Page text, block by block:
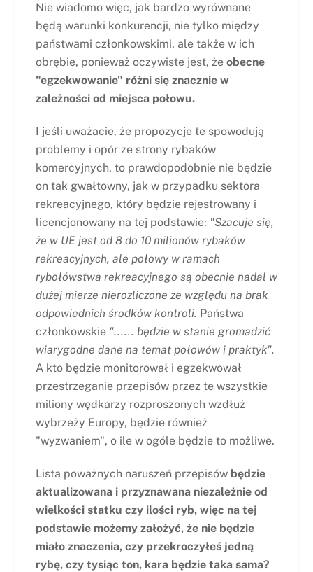
Nie wiadomo więc, jak bardzo wyrównane
będą warunki konkurencji, nie tylko między
państwami członkowskimi, ale także w ich
obrębie, ponieważ oczywiste jest, że obecne
"egzekwowanie" różni się znacznie w
zależności od miejsca połowu.
I jeśli uważacie, że propozycje te spowodują
problemy i opór ze strony rybaków
komercyjnych, to prawdopodobnie nie będzie
on tak gwałtowny, jak w przypadku sektora
rekreacyjnego, który będzie rejestrowany i
licencjonowany na tej podstawie: "Szacuje się,
że w UE jest od 8 do 10 milionów rybaków
rekreacyjnych, ale połowy w ramach
rybołówstwa rekreacyjnego są obecnie nadal w
dużej mierze nierozliczone ze względu na brak
odpowiednich środków kontroli. Państwa
członkowskie "...... będzie w stanie gromadzić
wiarygodne dane na temat połowów i praktyk".
A kto będzie monitorował i egzekwował
przestrzeganie przepisów przez te wszystkie
miliony wędkarzy rozproszonych wzdłuż
wybrzeży Europy, będzie również
"wyzwaniem", o ile w ogóle będzie to możliwe.
Lista poważnych naruszeń przepisówbędzie
aktualizowana i przyznawana niezależnie od
wielkości statku czy ilości ryb, więc na tej
podstawie możemy założyć, że nie będzie
miało znaczenia, czy przekroczyłeś jedną
rybę, czy tysiąc ton, kara będzie taka sama?